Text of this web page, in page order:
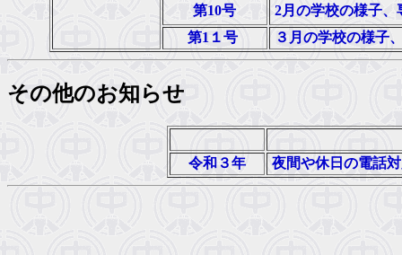
第10号
2月の学校の様子
第1１号
３月の学校の様子
その他のお知らせ
令和３年 夜間や休日の電話